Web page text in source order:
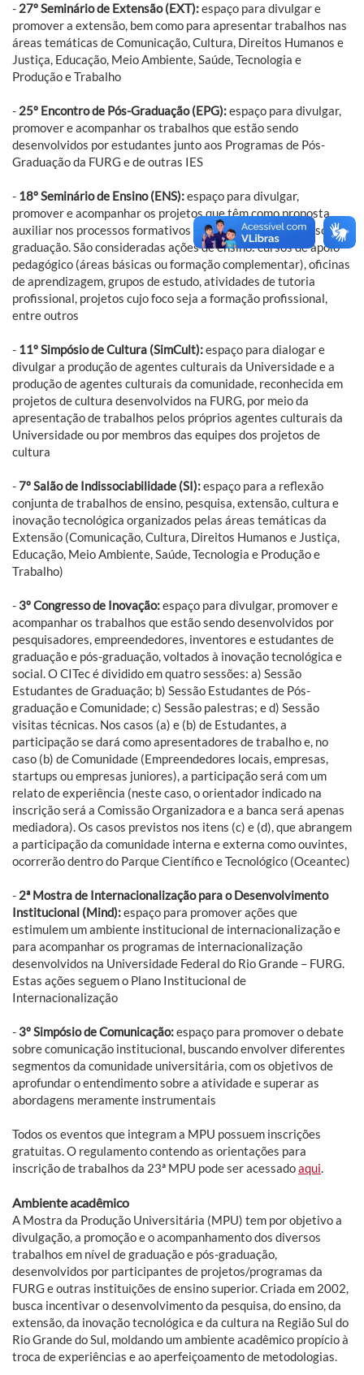
- 27º Seminário de Extensão (EXT):espaço para divulgar e
promover a extensão, bem como para apresentar trabalhos nas
áreas temáticas de Comunicação, Cultura, Direitos Humanos e
Justiça, Educação, Meio Ambiente, Saúde, Tecnologia e
Produção e Trabalho
- 25º Encontro de Pós-Graduação (EPG):espaço para divulgar,
promover e acompanhar os trabalhos que estão sendo
desenvolvidos por estudantes junto aos Programas de Pós-
Graduação da FURG e de outras IES
- 18º Seminário de Ensino (ENS):espaço para divulgar,
promover e acompanhar os projetos que têm como proposta
auxiliar nos processos formativos dos estudantes dos cursos de
graduação. São consideradas ações de ensino: cursos de apoio
pedagógico (áreas básicas ou formação complementar), oficinas
de aprendizagem, grupos de estudo, atividades de tutoria
profissional, projetos cujo foco seja a formação profissional,
entre outros
- 11º Simpósio de Cultura (SimCult):espaço para dialogar e
divulgar a produção de agentes culturais da Universidade e a
produção de agentes culturais da comunidade, reconhecida em
projetos de cultura desenvolvidos na FURG, por meio da
apresentação de trabalhos pelos próprios agentes culturais da
Universidade ou por membros das equipes dos projetos de
cultura
-7º Salão de Indissociabilidade (SI):espaço para a reflexão
conjunta de trabalhos de ensino, pesquisa, extensão, cultura e
inovação tecnológica organizados pelas áreas temáticas da
Extensão (Comunicação, Cultura, Direitos Humanos e Justiça,
Educação, Meio Ambiente, Saúde, Tecnologia e Produção e
Trabalho)
- 3º Congresso de Inovação:espaço para divulgar, promover e
acompanhar os trabalhos que estão sendo desenvolvidos por
pesquisadores, empreendedores, inventores e estudantes de
graduação e pós-graduação, voltados à inovação tecnológica e
social. O CITec é dividido em quatro sessões: a) Sessão
Estudantes de Graduação; b) Sessão Estudantes de Pós-
graduação e Comunidade; c) Sessão palestras; e d) Sessão
visitas técnicas. Nos casos (a) e (b) de Estudantes, a
participação se dará como apresentadores de trabalho e, no
caso (b) de Comunidade (Empreendedores locais, empresas,
startups ou empresas juniores), a participação será com um
relato de experiência (neste caso, o orientador indicado na
inscrição será a Comissão Organizadora e a banca será apenas
mediadora). Os casos previstos nos itens (c) e (d), que abrangem
a participação da comunidade interna e externa como ouvintes,
ocorrerão dentro do Parque Científico e Tecnológico (Oceantec)
- 2ª Mostra de Internacionalização para o Desenvolvimento
Institucional (Mind):espaço para promover ações que
estimulem um ambiente institucional de internacionalização e
para acompanhar os programas de internacionalização
desenvolvidos na Universidade Federal do Rio Grande – FURG.
Estas ações seguem o Plano Institucional de
Internacionalização
- 3º Simpósio de Comunicação:espaço para promover o debate
sobre comunicação institucional, buscando envolver diferentes
segmentos da comunidade universitária, com os objetivos de
aprofundar o entendimento sobre a atividade e superar as
abordagens meramente instrumentais
Todos os eventos que integram a MPU possuem inscrições
gratuitas. O regulamento contendo as orientações para
inscrição de trabalhos da 23ª MPU pode ser acessadoaqui.
Ambiente acadêmico
A Mostra da Produção Universitária (MPU) tem por objetivo a
divulgação, a promoção e o acompanhamento dos diversos
trabalhos em nível de graduação e pós-graduação,
desenvolvidos por participantes de projetos/programas da
FURG e outras instituições de ensino superior. Criada em 2002,
busca incentivar o desenvolvimento da pesquisa, do ensino, da
extensão, da inovação tecnológica e da cultura na Região Sul do
Rio Grande do Sul, moldando um ambiente acadêmico propício à
troca de experiências e ao aperfeiçoamento de metodologias.